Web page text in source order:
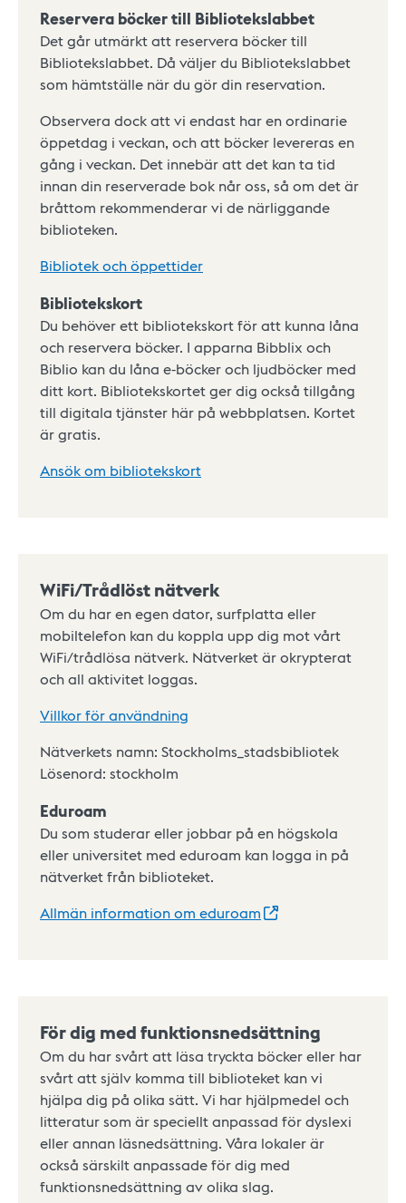
Reservera böcker till Bibliotekslabbet
Det går utmärkt att reservera böcker till
Bibliotekslabbet. Då väljer du Bibliotekslabbet
som hämtställe när du gör din reservation.
Observera dock att vi endast har en ordinarie
öppetdag i veckan, och att böcker levereras en
gång i veckan. Det innebär att det kan ta tid
innan din reserverade bok når oss, så om det är
bråttom rekommenderar vi de närliggande
biblioteken.
Bibliotek och öppettider
Bibliotekskort
Du behöver ett bibliotekskort för att kunna låna
och reservera böcker. I apparna Bibblix och
Biblio kan du låna e-böcker och ljudböcker med
ditt kort. Bibliotekskortet ger dig också tillgång
till digitala tjänster här på webbplatsen. Kortet
är gratis.
Ansök om bibliotekskort
WiFi/Trådlöst nätverk
Om du har en egen dator, surfplatta eller
mobiltelefon kan du koppla upp dig mot vårt
WiFi/trådlösa nätverk. Nätverket är okrypterat
och all aktivitet loggas.
Villkor för användning
Nätverkets namn: Stockholms_stadsbibliotek
Lösenord: stockholm
Eduroam
Du som studerar eller jobbar på en högskola
eller universitet med eduroam kan logga in på
nätverket från biblioteket.
Allmän information om eduroam
För dig med funktionsnedsättning
Om du har svårt att läsa tryckta böcker eller har
svårt att själv komma till biblioteket kan vi
hjälpa dig på olika sätt. Vi har hjälpmedel och
litteratur som är speciellt anpassad för dyslexi
eller annan läsnedsättning. Våra lokaler är
också särskilt anpassade för dig med
funktionsnedsättning av olika slag.